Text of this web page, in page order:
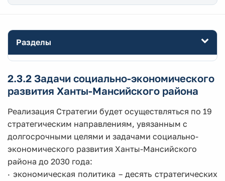
Разделы
2.3.2 Задачи социально-экономического
развития Ханты-Мансийского района
Реализация Стратегии будет осуществляться по 19
стратегическим направлениям, увязанным с
долгосрочными целями и задачами социально-
экономического развития Ханты-Мансийского
района до 2030 года:
· экономическая политика – десять стратегических